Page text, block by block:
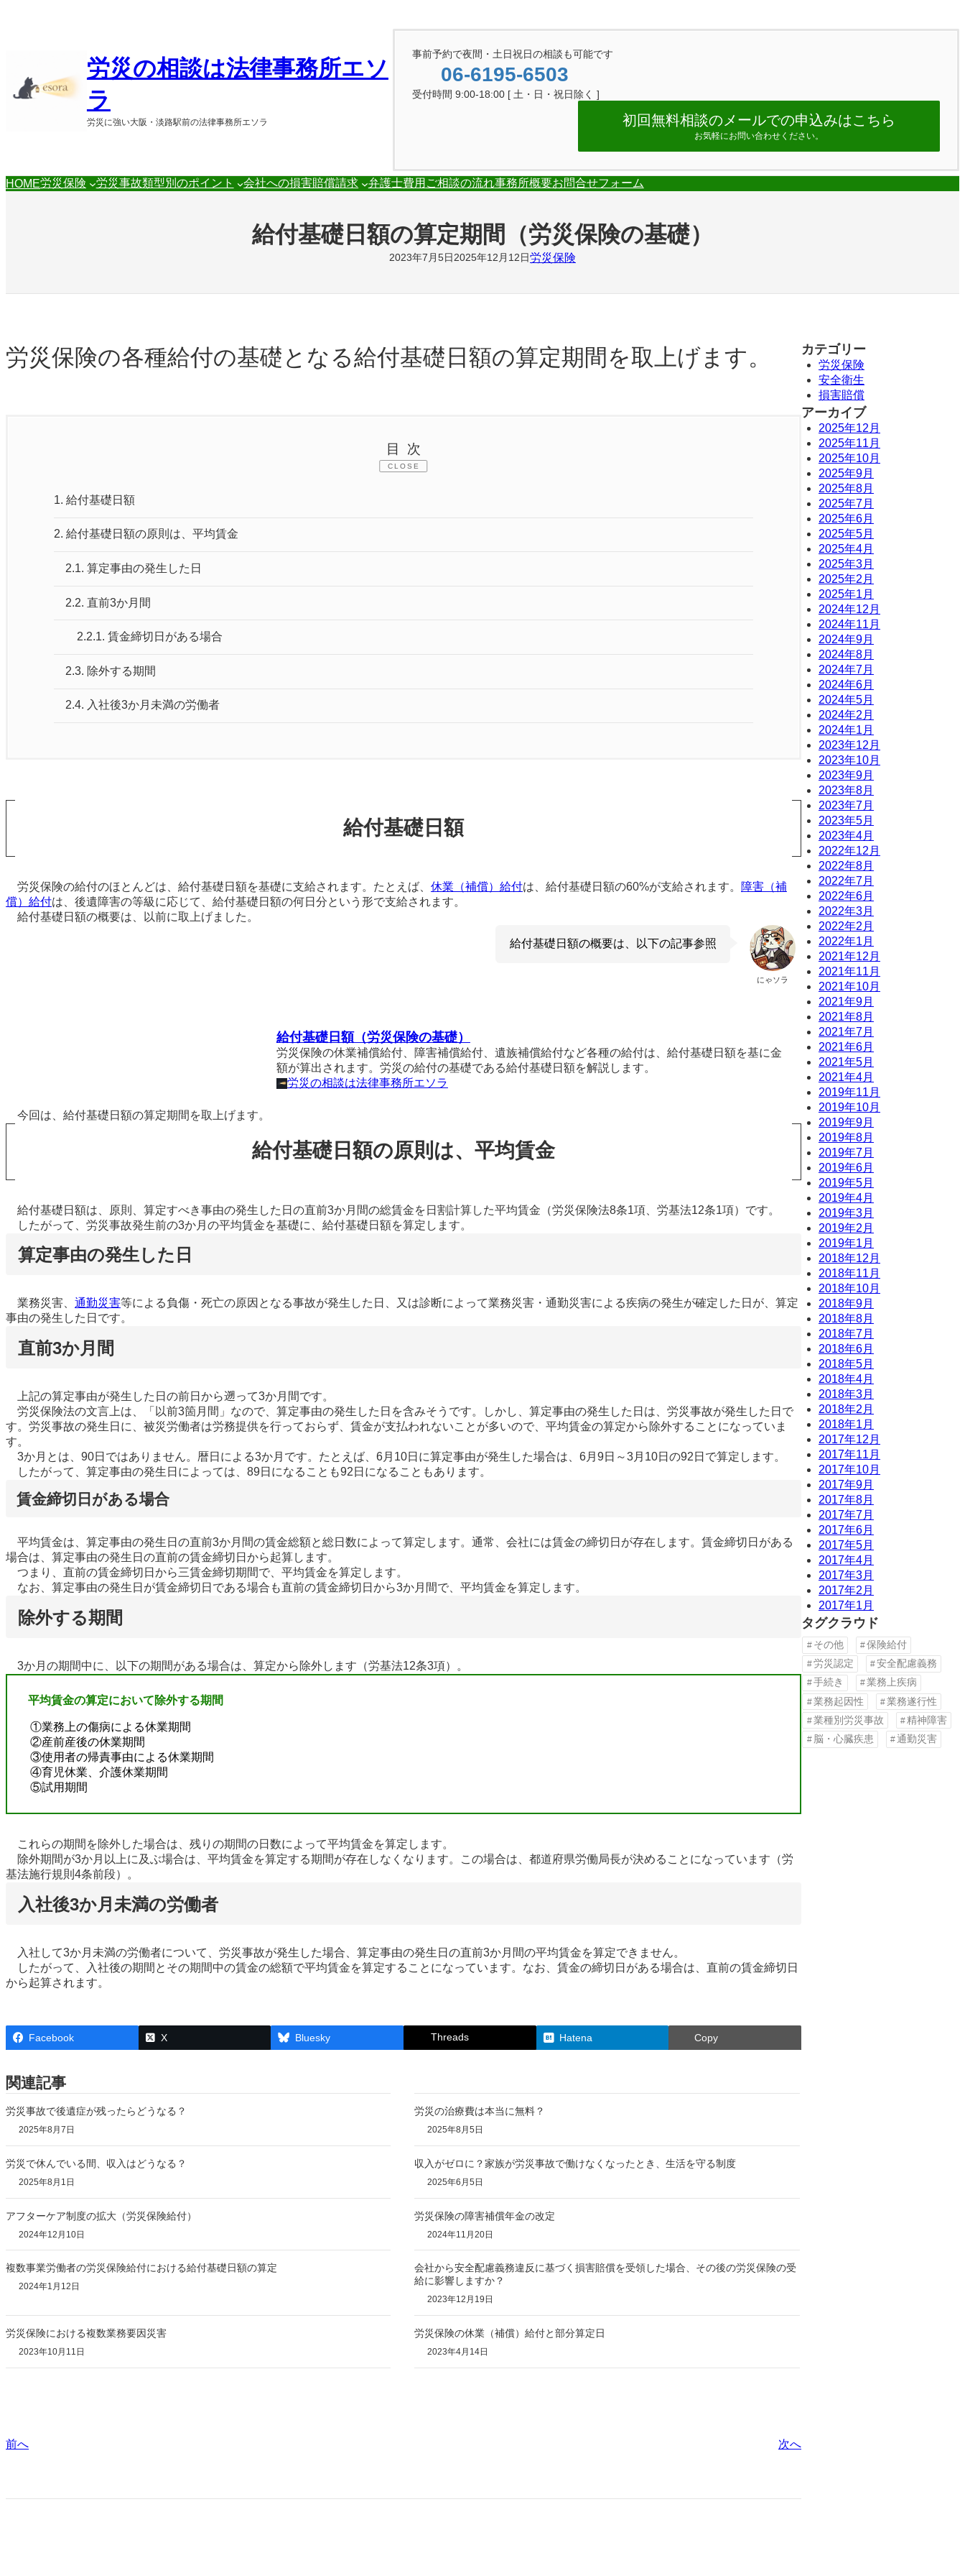
プ
労災の相談は法律事務所エソ
ラ
労災に強い大阪・淡路駅前の法律事務所エソラ
事前予約で夜間・土日祝日の相談も可能です
06-6195-6503
受付時間 9:00-18:00 [ 土・日・祝日除く ]
初回無料相談のメールでの申込みはこちら
お気軽にお問い合わせください。
HOME労災保険 労災事故類型別のポイント 会社への損害賠償請求 弁護士費用 ご相談の流れ事務所概要お問合せフォーム
給付基礎日額の算定期間（労災保険の基礎）
2023年7月5日2025年12月12日労災保険
労災保険の各種給付の基礎となる給付基礎日額の算定期間を取上げます。
目次
CLOSE
1. 給付基礎日額
2. 給付基礎日額の原則は、平均賃金
2.1. 算定事由の発生した日
2.2. 直前3か月間
2.2.1. 賃金締切日がある場合
2.3. 除外する期間
2.4. 入社後3か月未満の労働者
給付基礎日額
労災保険の給付のほとんどは、給付基礎日額を基礎に支給されます。たとえば、 休業（補償）給付は、給付基礎日額の60%が支給されます。 障害（補
償）給付は、後遺障害の等級に応じて、給付基礎日額の何日分という形で支給されます。
給付基礎日額の概要は、以前に取上げました。
にゃソラ
給付基礎日額の概要は、以下の記事参照
給付基礎日額（労災保険の基礎）
労災保険の休業補償給付、障害補償給付、遺族補償給付など各種の給付は、給付基礎日額を基に金
額が算出されます。労災の給付の基礎である給付基礎日額を解説します。
労災の相談は法律事務所エソラ
今回は、給付基礎日額の算定期間を取上げます。
給付基礎日額の原則は、平均賃金
給付基礎日額は、原則、算定すべき事由の発生した日の直前3か月間の総賃金を日割計算した平均賃金（労災保険法8条1項、労基法12条1項）です。
したがって、労災事故発生前の3か月の平均賃金を基礎に、給付基礎日額を算定します。
算定事由の発生した日
業務災害、 通勤災害等による負傷・死亡の原因となる事故が発生した日、又は診断によって業務災害・通勤災害による疾病の発生が確定した日が、算定
事由の発生した日です。
直前3か月間
上記の算定事由が発生した日の前日から遡って3か月間です。
労災保険法の文言上は、「以前3箇月間」なので、算定事由の発生した日を含みそうです。しかし、算定事由の発生した日は、労災事故が発生した日で
す。労災事故の発生日に、被災労働者は労務提供を行っておらず、賃金が支払われないことが多いので、平均賃金の算定から除外することになっていま
す。
3か月とは、90日ではありません。暦日による3か月です。たとえば、6月10日に算定事由が発生した場合は、6月9日～3月10日の92日で算定します。
したがって、算定事由の発生日によっては、89日になることも92日になることもあります。
賃金締切日がある場合
平均賃金は、算定事由の発生日の直前3か月間の賃金総額と総日数によって算定します。通常、会社には賃金の締切日が存在します。賃金締切日がある
場合は、算定事由の発生日の直前の賃金締切日から起算します。
つまり、直前の賃金締切日から三賃金締切期間で、平均賃金を算定します。
なお、算定事由の発生日が賃金締切日である場合も直前の賃金締切日から3か月間で、平均賃金を算定します。
除外する期間
3か月の期間中に、以下の期間がある場合は、算定から除外します（労基法12条3項）。
平均賃金の算定において除外する期間
①業務上の傷病による休業期間
②産前産後の休業期間
③使用者の帰責事由による休業期間
④育児休業、介護休業期間
⑤試用期間
これらの期間を除外した場合は、残りの期間の日数によって平均賃金を算定します。
除外期間が3か月以上に及ぶ場合は、平均賃金を算定する期間が存在しなくなります。この場合は、都道府県労働局長が決めることになっています（労
基法施行規則4条前段）。
入社後3か月未満の労働者
入社して3か月未満の労働者について、労災事故が発生した場合、算定事由の発生日の直前3か月間の平均賃金を算定できません。
したがって、入社後の期間とその期間中の賃金の総額で平均賃金を算定することになっています。なお、賃金の締切日がある場合は、直前の賃金締切日
から起算されます。
Facebook X Bluesky Threads Hatena Copy
関連記事
労災事故で後遺症が残ったらどうなる？
2025年8月7日
労災の治療費は本当に無料？
2025年8月5日
労災で休んでいる間、収入はどうなる？
2025年8月1日
収入がゼロに？家族が労災事故で働けなくなったとき、生活を守る制度
2025年6月5日
アフターケア制度の拡大（労災保険給付）
2024年12月10日
労災保険の障害補償年金の改定
2024年11月20日
複数事業労働者の労災保険給付における給付基礎日額の算定
2024年1月12日
会社から安全配慮義務違反に基づく損害賠償を受領した場合、その後の労災保険の受
給に影響しますか？
2023年12月19日
労災保険における複数業務要因災害
2023年10月11日
労災保険の休業（補償）給付と部分算定日
2023年4月14日
前へ 次へ
カテゴリー
労災保険
安全衛生
損害賠償
アーカイブ
2025年12月
2025年11月
2025年10月
2025年9月
2025年8月
2025年7月
2025年6月
2025年5月
2025年4月
2025年3月
2025年2月
2025年1月
2024年12月
2024年11月
2024年9月
2024年8月
2024年7月
2024年6月
2024年5月
2024年2月
2024年1月
2023年12月
2023年10月
2023年9月
2023年8月
2023年7月
2023年5月
2023年4月
2022年12月
2022年8月
2022年7月
2022年6月
2022年3月
2022年2月
2022年1月
2021年12月
2021年11月
2021年10月
2021年9月
2021年8月
2021年7月
2021年6月
2021年5月
2021年4月
2019年11月
2019年10月
2019年9月
2019年8月
2019年7月
2019年6月
2019年5月
2019年4月
2019年3月
2019年2月
2019年1月
2018年12月
2018年11月
2018年10月
2018年9月
2018年8月
2018年7月
2018年6月
2018年5月
2018年4月
2018年3月
2018年2月
2018年1月
2017年12月
2017年11月
2017年10月
2017年9月
2017年8月
2017年7月
2017年6月
2017年5月
2017年4月
2017年3月
2017年2月
2017年1月
タグクラウド
その他
保険給付
労災認定
安全配慮義務
手続き
業務上疾病
業務起因性
業務遂行性
業種別労災事故
精神障害
脳・心臓疾患
通勤災害